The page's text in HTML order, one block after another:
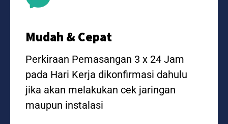
Mudah & Cepat
Perkiraan Pemasangan 3 x 24 Jam
pada Hari Kerja dikonfirmasi dahulu
jika akan melakukan cek jaringan
maupun instalasi